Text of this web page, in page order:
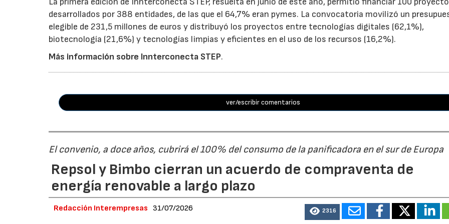
desarrollados por 388 entidades, de las que el 64,7% eran pymes. La convocatoria movilizó un
elegible de 231,5 millones de euros y distribuyó los proyectos entre tecnologías digitales (62,1%),
biotecnología (21,6%) y tecnologías limpias y eficientes en el uso de los recursos (16,2%).
Más información sobre Innterconecta STEP.
ver/escribir comentarios
El convenio, a doce años, cubrirá el 100% del consumo de la panificadora en el sur de Europa
Repsol y Bimbo cierran un acuerdo de compraventa de
energía renovable a largo plazo
Redacción Interempresas 31/07/2026 2316